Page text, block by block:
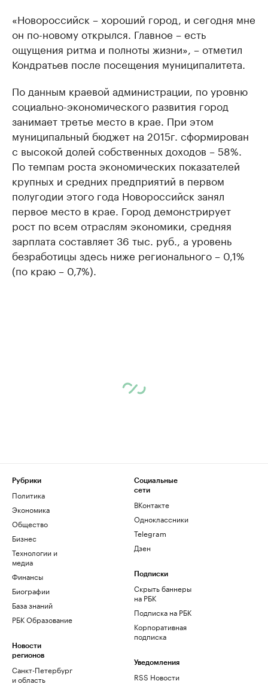
«Новороссийск – хороший город, и сегодня мне
он по-новому открылся. Главное – есть
ощущения ритма и полноты жизни», – отметил
Кондратьев после посещения муниципалитета.
По данным краевой администрации, по уровню
социально-экономического развития город
занимает третье место в крае. При этом
муниципальный бюджет на 2015г. сформирован
с высокой долей собственных доходов – 58%.
По темпам роста экономических показателей
крупных и средних предприятий в первом
полугодии этого года Новороссийск занял
первое место в крае. Город демонстрирует
рост по всем отраслям экономики, средняя
зарплата составляет 36 тыс. руб., а уровень
безработицы здесь ниже регионального – 0,1%
(по краю – 0,7%).
Рубрики
Политика
Экономика
Общество
Бизнес
Технологии и
медиа
Финансы
Биографии
База знаний
РБК Образование
Новости
регионов
Санкт-Петербург
и область
Социальные
сети
ВКонтакте
Одноклассники
Telegram
Дзен
Подписки
Скрыть баннеры
на РБК
Подписка на РБК
Корпоративная
подписка
Уведомления
RSS Новости